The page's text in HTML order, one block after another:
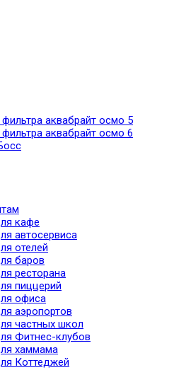
аквабрайт осмо 5
аквабрайт осмо 6
кафе
автосервиса
отелей
баров
ресторана
пиццерий
офиса
аэропортов
частных школ
Фитнес-клубов
хаммама
Коттеджей